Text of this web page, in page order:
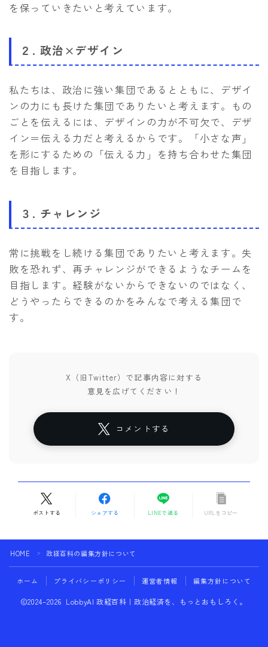
を保っていきたいと考えています。
２. 政治×デザイン
私たちは、政治に強い集団であるとともに、デザイ
ンの力にも長けた集団でありたいと考えます。もの
ごとを伝えるには、デザインの力が不可欠で、デザ
イン＝伝える力だと考えるからです。「小さな声」
を形にするための「伝える力」を持ち合わせた集団
を目指します。
３. チャレンジ
常に挑戦をし続ける集団でありたいと考えます。失
敗を恐れず、再チャレンジができるようなチームを
目指します。経験がないからできないのではなく、
どうやったらできるのかをみんなで考える集団で
す。
X（旧Twitter）で記事内容に対する
意見を広げてください！
コメントする
ポストする シェアする LINEで送る URLをコピー
HOME ＞ 政経百科の編集方針について
ホーム プライバシーポリシー 運営者情報 編集方針について
2024–2026 LobbyAI 政経百科｜政治経済を、もっとおもしろく。